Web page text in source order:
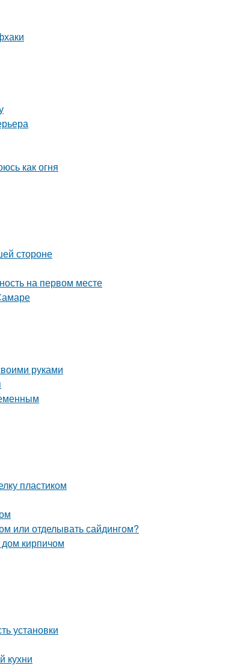
как огня
стороне
на первом месте
руками
пластиком
или отделывать сайдингом?
кирпичом
установки
кухни